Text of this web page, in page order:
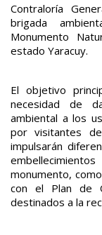
Contraloría
brigada
Monumento
estado Yaracuy.
El objetivo
necesidad de
ambiental a los
por visitantes
impulsarán
monumento,
con el Plan de
destinados a la